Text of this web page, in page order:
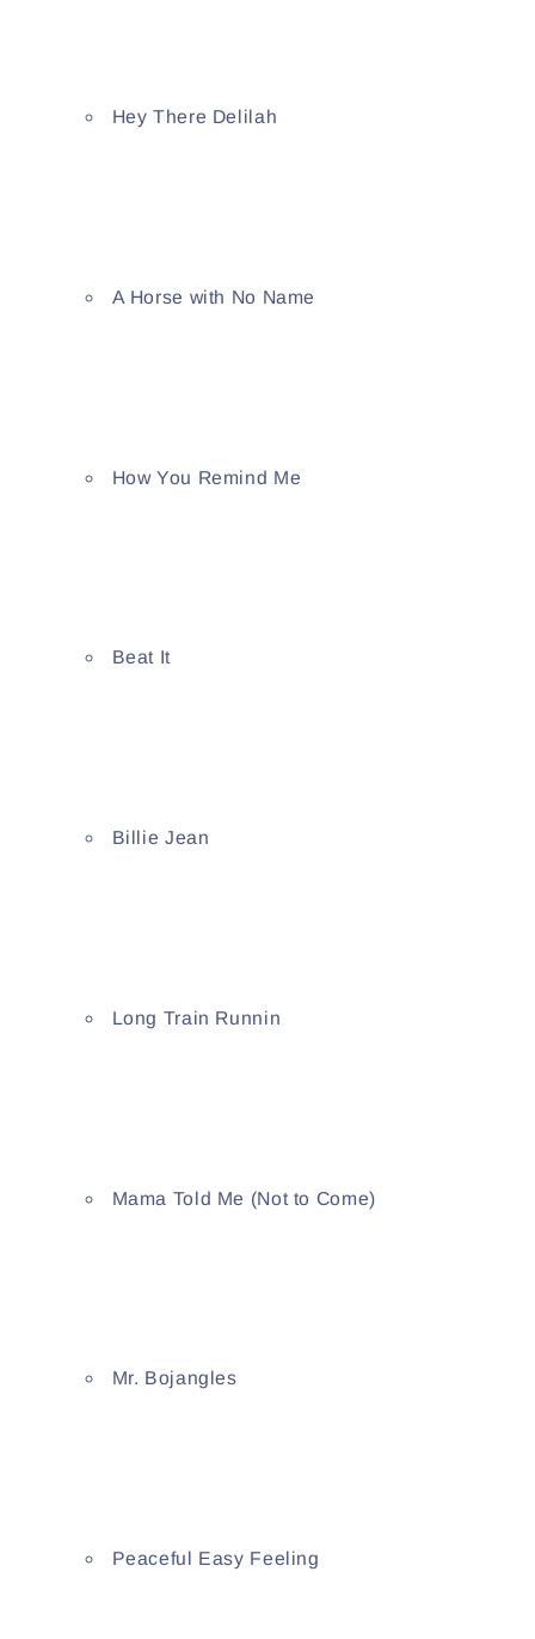
Hey There Delilah
A Horse with No Name
How You Remind Me
Beat It
Billie Jean
Long Train Runnin
Mama Told Me (Not to Come)
Mr. Bojangles
Peaceful Easy Feeling